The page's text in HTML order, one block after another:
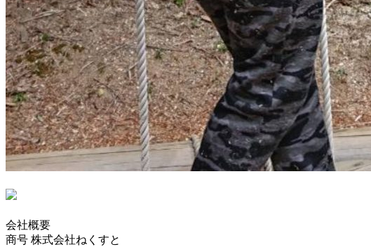
会社概要
商号 株式会社ねくすと